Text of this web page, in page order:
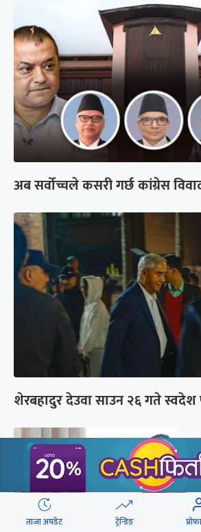
अब सर्वोच्चले कसरी गर्छ कांग्रेस
शेरबहादुर देउवा साउन २६ गते स्वदेश
ताजा अपडेट ट्रेन्डिङ